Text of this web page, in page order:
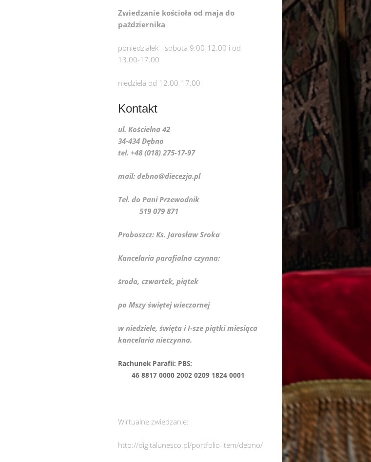
Zwiedzanie kościoła od maja do
października
poniedziałek - sobota 9.00-12.00 i od
13.00-17.00
niedziela od 12.00-17.00
Kontakt
ul. Kościelna 42
34-434 Dębno
tel. +48 (018) 275-17-97
mail: debno@diecezja.pl
Tel. do Pani Przewodnik
519 079 871
Proboszcz: Ks. Jarosław Sroka
Kancelaria parafialna czynna:
środa, czwartek, piątek
po Mszy świętej wieczornej
w niedziele, święta i I-sze piątki miesiąca
kancelaria nieczynna.
Rachunek Parafii: PBS:
46 8817 0000 2002 0209 1824 0001
Wirtualne zwiedzanie:
http://digitalunesco.pl/portfolio-item/debno/